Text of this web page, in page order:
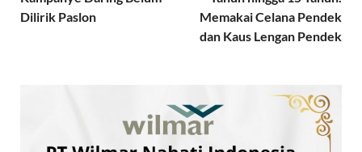
Dilirik Paslon
Memakai Celana Pendek
dan Kaus Lengan Pendek